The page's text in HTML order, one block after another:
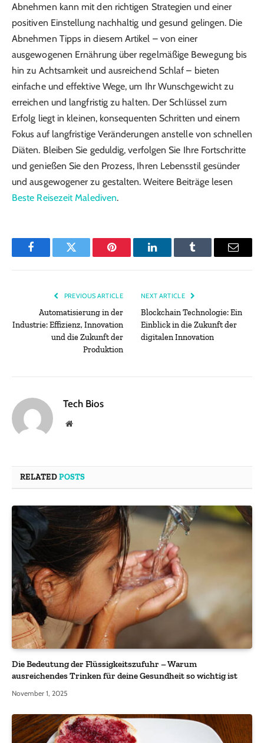
Abnehmen kann mit den richtigen Strategien und einer
positiven Einstellung nachhaltig und gesund gelingen. Die
Abnehmen Tipps in diesem Artikel – von einer
ausgewogenen Ernährung über regelmäßige Bewegung bis
hin zu Achtsamkeit und ausreichend Schlaf – bieten
einfache und effektive Wege, um Ihr Wunschgewicht zu
erreichen und langfristig zu halten. Der Schlüssel zum
Erfolg liegt in kleinen, konsequenten Schritten und einem
Fokus auf langfristige Veränderungen anstelle von schnellen
Diäten. Bleiben Sie geduldig, verfolgen Sie Ihre Fortschritte
und genießen Sie den Prozess, Ihren Lebensstil gesünder
und ausgewogener zu gestalten. Weitere Beiträge lesen
Beste Reisezeit Malediven.
FacebookTwitter Pinterest LinkedInTumblr Email
PREVIOUS ARTICLE
Automatisierung in der
Industrie: Effizienz, Innovation
und die Zukunft der
Produktion
NEXT ARTICLE
Blockchain Technologie: Ein
Einblick in die Zukunft der
digitalen Innovation
Tech Bios
Website
RELATEDPOSTS
Die Bedeutung der Flüssigkeitszufuhr – Warum
ausreichendes Trinken für deine Gesundheit so wichtig ist
November 1, 2025